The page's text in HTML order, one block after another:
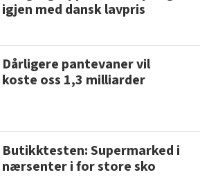
igjen med dansk lavpris
Dårligere pantevaner vil
koste oss 1,3 milliarder
Butikktesten: Supermarked i
nærsenter i for store sko